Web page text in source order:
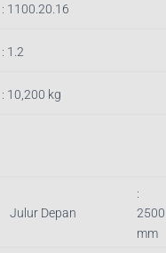
: 1100.20.16
: 1.2
: 10,200 kg
Julur Depan
:
2500
mm